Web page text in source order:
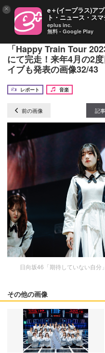
【ツアー最終日レポー
「Happy Train Tour
にて完走！来年4月の2
イブも発表の画像32/43
レポート
音楽
前の画像 記
日向坂46「期待していない自分
その他の画像
× e＋(イープラス)ア
ト・ニュース・ス
eplus inc.
無料 - Google Play